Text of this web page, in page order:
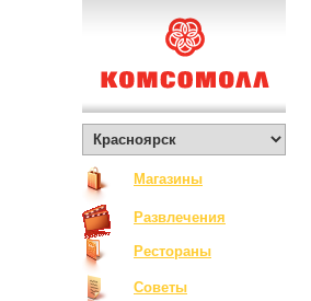
Магазины
Развлечения
Рестораны
Советы